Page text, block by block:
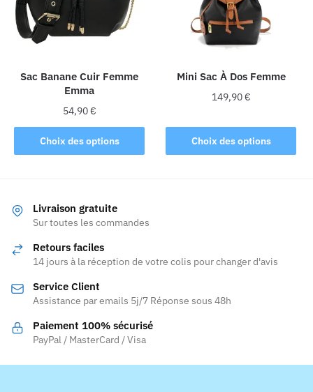
peuvent
être
choisies
la
page
du
produit
peuvent
être
choisies
la
page
produit
Sac Banane Cuir Femme
Emma
54,90€
Choix des options
Ce
produit
variations.
Les
peuvent
choisies
sur
la
page
Mini Sac À Dos Femme
149,90€
Choix des options
produit
a
être
la
Livraison gratuite
Sur toutes les commandes
Retours faciles
14 jours à la réception de votre colis pour changer d'avis
Service Client
Assistance par emails 5j/7 Réponse sous 48h
Paiement 100% sécurisé
PayPal / MasterCard / Visa